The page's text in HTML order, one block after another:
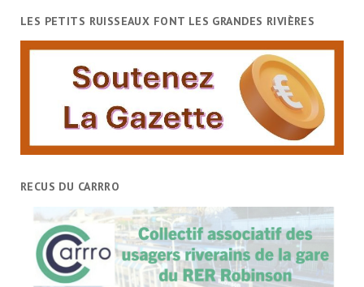
LES PETITS RUISSEAUX FONT LES GRANDES RIVIÈRES
RECUS DU CARRRO